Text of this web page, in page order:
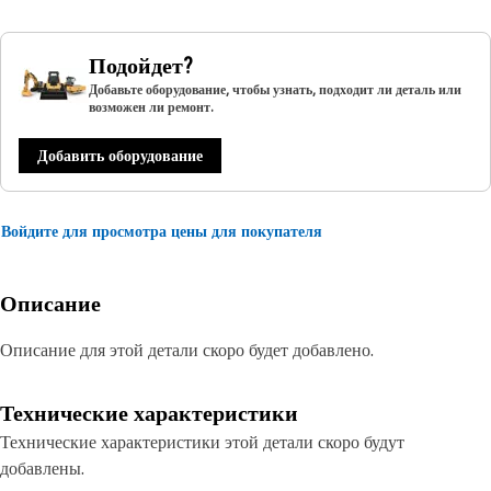
Подойдет?
Добавьте оборудование, чтобы узнать, подходит ли деталь или
возможен ли ремонт.
Добавить оборудование
Войдите для просмотра цены для покупателя
Описание
Описание для этой детали скоро будет добавлено.
Технические характеристики
Технические характеристики этой детали скоро будут
добавлены.